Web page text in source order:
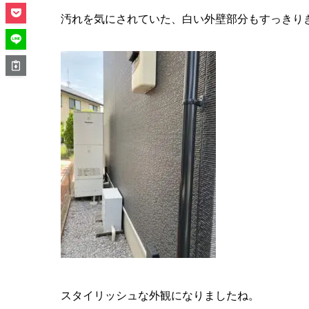
汚れを気にされていた、白い外壁部分もすっきり
スタイリッシュな外観になりましたね。